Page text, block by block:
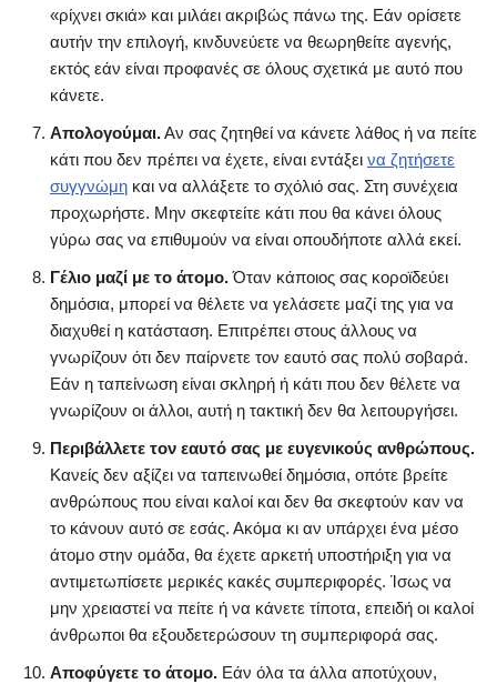
«ρίχνει σκιά» και μιλάει ακριβώς πάνω της. Εάν ορίσετε
αυτήν την επιλογή, κινδυνεύετε να θεωρηθείτε αγενής,
εκτός εάν είναι προφανές σε όλους σχετικά με αυτό που
κάνετε.
Απολογούμαι.Αν σας ζητηθεί να κάνετε λάθος ή να πείτε
κάτι που δεν πρέπει να έχετε, είναι εντάξει να ζητήσετε
συγγνώμη και να αλλάξετε το σχόλιό σας. Στη συνέχεια
προχωρήστε. Μην σκεφτείτε κάτι που θα κάνει όλους
γύρω σας να επιθυμούν να είναι οπουδήποτε αλλά εκεί.
Γέλιο μαζί με το άτομο.Όταν κάποιος σας κοροϊδεύει
δημόσια, μπορεί να θέλετε να γελάσετε μαζί της για να
διαχυθεί η κατάσταση. Επιτρέπει στους άλλους να
γνωρίζουν ότι δεν παίρνετε τον εαυτό σας πολύ σοβαρά.
Εάν η ταπείνωση είναι σκληρή ή κάτι που δεν θέλετε να
γνωρίζουν οι άλλοι, αυτή η τακτική δεν θα λειτουργήσει.
Περιβάλλετε τον εαυτό σας με ευγενικούς ανθρώπους.
Κανείς δεν αξίζει να ταπεινωθεί δημόσια, οπότε βρείτε
ανθρώπους που είναι καλοί και δεν θα σκεφτούν καν να
το κάνουν αυτό σε εσάς. Ακόμα κι αν υπάρχει ένα μέσο
άτομο στην ομάδα, θα έχετε αρκετή υποστήριξη για να
αντιμετωπίσετε μερικές κακές συμπεριφορές. Ίσως να
μην χρειαστεί να πείτε ή να κάνετε τίποτα, επειδή οι καλοί
άνθρωποι θα εξουδετερώσουν τη συμπεριφορά σας.
Αποφύγετε το άτομο. Εάν όλα τα άλλα αποτύχουν,